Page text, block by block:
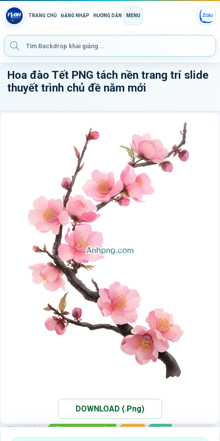
TRANG CHỦ ĐĂNG NHẬP HƯỚNG DẪN MENU
Hoa đào Tết PNG tách nền trang trí slide
thuyết trình chủ đề năm mới
DOWNLOAD (.Png)
Xem thêm: